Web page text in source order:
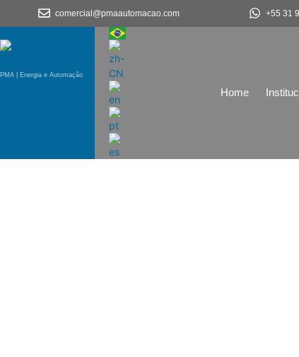
comercial@pmaautomacao.com +55 31
PMA | Energia e Automação
Home